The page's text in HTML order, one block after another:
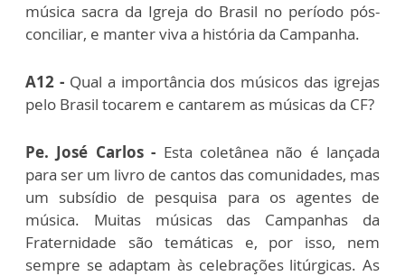
música sacra da Igreja do Brasil no período pós-
conciliar, e manter viva a história da Campanha.
A12 -Qual a importância dos músicos das igrejas
pelo Brasil tocarem e cantarem as músicas da CF?
Pe. José Carlos - Esta coletânea não é lançada
para ser um livro de cantos das comunidades, mas
um subsídio de pesquisa para os agentes de
música. Muitas músicas das Campanhas da
Fraternidade são temáticas e, por isso, nem
sempre se adaptam às celebrações litúrgicas. As